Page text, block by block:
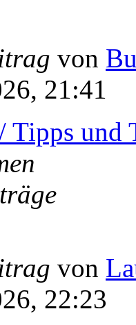
von
21:41
Tipps und
von
22:23